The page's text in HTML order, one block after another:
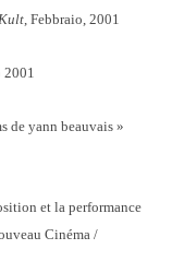
, Febbraio, 2001
2001
de yann beauvais »
et la performance
Cinéma /